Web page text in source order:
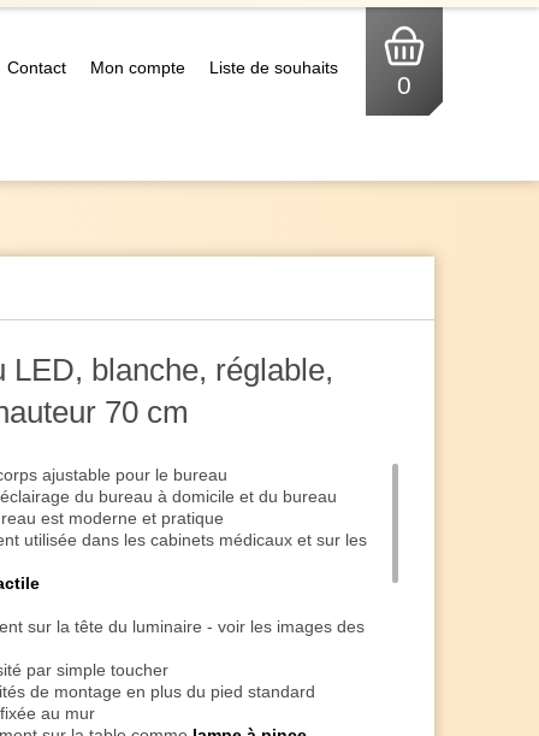
Contact Mon compte Liste de souhaits
0
LED, blanche, réglable,
70 cm
ajustable pour le bureau
du bureau à domicile et du bureau
est moderne et pratique
utilisée dans les cabinets médicaux et sur les
sur la tête du luminaire - voir les images des
par simple toucher
de montage en plus du pied standard
au mur